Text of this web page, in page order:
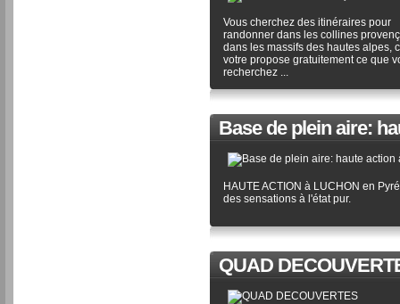
Vous cherchez des itinéraires pour
randonner dans les collines
dans les massifs des hautes alpes,
votre propose gratuitement ce que
recherchez ...
Base de plein aire:
HAUTE ACTION à LUCHON en
des sensations à l'état pur.
QUAD